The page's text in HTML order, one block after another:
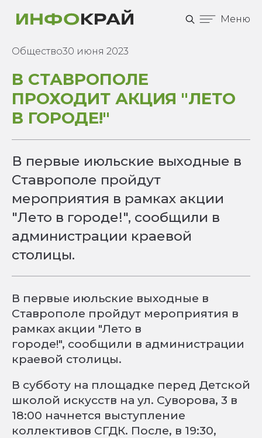
Меню
Общество30 июня 2023
В СТАВРОПОЛЕ
ПРОХОДИТ АКЦИЯ "ЛЕТО
В ГОРОДЕ!"
В первые июльские выходные в
Ставрополе пройдут
мероприятия в рамках акции
"Лето в городе!", сообщили в
администрации краевой
столицы.
В первые июльские выходные в
Ставрополе пройдут мероприятия в
рамках акции "Лето в
городе!", сообщили в администрации
краевой столицы.
В субботу на площадке перед Детской
школой искусств на ул. Суворова, 3 в
18:00 начнется выступление
коллективов СГДК. После, в 19:30,